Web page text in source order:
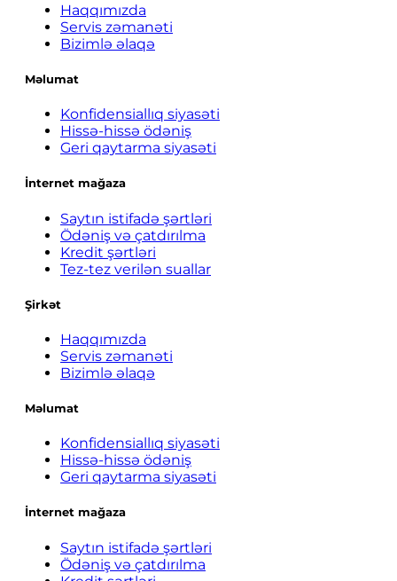
Haqqımızda
Servis zəmanəti
Bizimlə əlaqə
Məlumat
Konfidensiallıq siyasəti
Hissə-hissə ödəniş
Geri qaytarma siyasəti
İnternet mağaza
Saytın istifadə şərtləri
Ödəniş və çatdırılma
Kredit şərtləri
Tez-tez verilən suallar
Şirkət
Haqqımızda
Servis zəmanəti
Bizimlə əlaqə
Məlumat
Konfidensiallıq siyasəti
Hissə-hissə ödəniş
Geri qaytarma siyasəti
İnternet mağaza
Saytın istifadə şərtləri
Ödəniş və çatdırılma